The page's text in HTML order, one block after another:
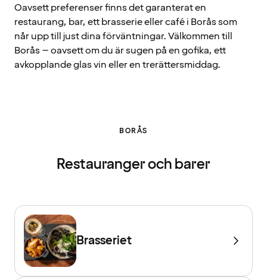
Oavsett preferenser finns det garanterat en
restaurang, bar, ett brasserie eller café i Borås som
når upp till just dina förväntningar. Välkommen till
Borås – oavsett om du är sugen på en gofika, ett
avkopplande glas vin eller en trerättersmiddag.
BORÅS
Restauranger och barer
Brasseriet